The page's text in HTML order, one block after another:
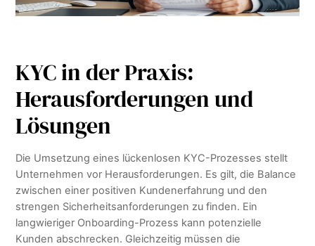
KYC in der Praxis:
Herausforderungen und
Lösungen
Die Umsetzung eines lückenlosen KYC-Prozesses stellt
Unternehmen vor Herausforderungen. Es gilt, die Balance
zwischen einer positiven Kundenerfahrung und den
strengen Sicherheitsanforderungen zu finden. Ein
langwieriger Onboarding-Prozess kann potenzielle
Kunden abschrecken. Gleichzeitig müssen die